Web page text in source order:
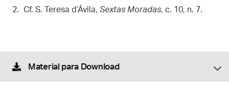
Cf. S. Teresa d’Ávila, Sextas Moradas, c. 10, n. 7.
Material para Download